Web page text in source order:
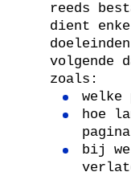
reeds
dient
volgende
zoals:
welke
hoe
bij